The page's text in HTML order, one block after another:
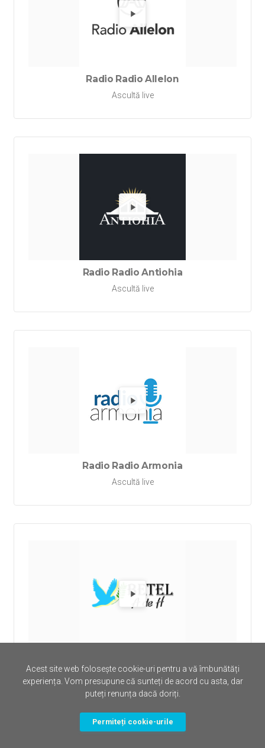
Redă
Radio Radio Allelon
Ascultă live
Redă
Radio Radio Antiohia
Ascultă live
Redă
Radio Radio Armonia
Ascultă live
Redă
Acest site web folosește cookie-uri pentru a vă îmbunătăți
experiența. Vom presupune că sunteți de acord cu asta, dar
puteți renunța dacă doriți.
Permiteți cookie-urile